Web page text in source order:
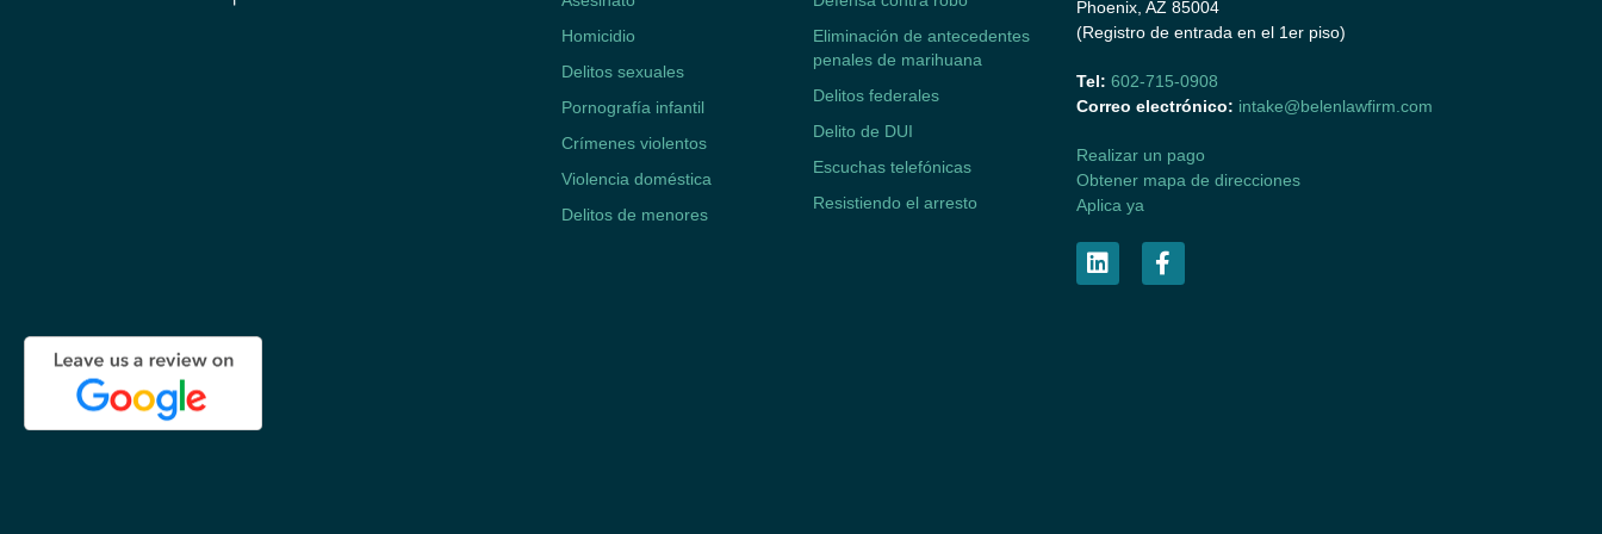
Homicidio
Delitos sexuales
Pornografía infantil
Crímenes violentos
Violencia doméstica
Delitos de menores
Eliminación de antecedentes
penales de marihuana
Delitos federales
Delito de DUI
Escuchas telefónicas
Resistiendo el arresto
Phoenix, AZ 85004
(Registro de entrada en el 1er piso)
Tel: 602-715-0908
Correo electrónico: intake@belenlawfirm.com
Realizar un pago
Obtener mapa de direcciones
Aplica ya